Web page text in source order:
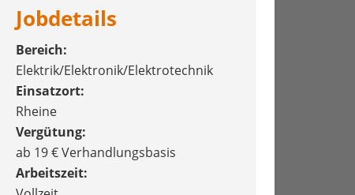
Jobdetails
Bereich:
Elektrik/Elektronik/Elektrotechnik
Einsatzort:
Rheine
Vergütung:
ab 19 € Verhandlungsbasis
Arbeitszeit: